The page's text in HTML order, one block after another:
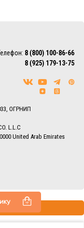
с помощью
наиболее удобной
8 (800) 100-86-66
8 (925) 179-13-75
ОГРНИП
L.L.C
United Arab Emirates
IRISK